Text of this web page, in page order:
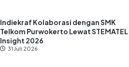
Indiekraf Kolaborasi dengan SMK
Telkom Purwokerto Lewat STEMATEL
Insight 2026
31 Juli 2026